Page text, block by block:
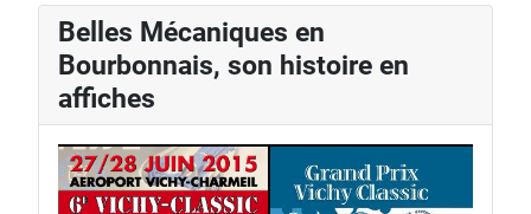
Belles Mécaniques en
Bourbonnais, son histoire en
affiches